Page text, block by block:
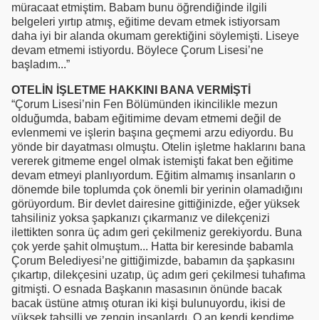
müracaat etmiştim. Babam bunu öğrendiğinde ilgili
belgeleri yırtıp atmış, eğitime devam etmek istiyorsam
daha iyi bir alanda okumam gerektiğini söylemişti. Liseye
devam etmemi istiyordu. Böylece Çorum Lisesi’ne
başladım...”
OTELİN İŞLETME HAKKINI BANA VERMİŞTİ
“Çorum Lisesi’nin Fen Bölümünden ikincilikle mezun
olduğumda, babam eğitimime devam etmemi değil de
evlenmemi ve işlerin başına geçmemi arzu ediyordu. Bu
yönde bir dayatması olmuştu. Otelin işletme haklarını bana
vererek gitmeme engel olmak istemişti fakat ben eğitime
devam etmeyi planlıyordum. Eğitim almamış insanların o
dönemde bile toplumda çok önemli bir yerinin olamadığını
görüyordum. Bir devlet dairesine gittiğinizde, eğer yüksek
tahsiliniz yoksa şapkanızı çıkarmanız ve dilekçenizi
ilettikten sonra üç adım geri çekilmeniz gerekiyordu. Buna
çok yerde şahit olmuştum... Hatta bir keresinde babamla
Çorum Belediyesi’ne gittiğimizde, babamın da şapkasını
çıkartıp, dilekçesini uzatıp, üç adım geri çekilmesi tuhafıma
gitmişti. O esnada Başkanın masasının önünde bacak
bacak üstüne atmış oturan iki kişi bulunuyordu, ikisi de
yüksek tahsilli ve zengin insanlardı. O an kendi kendime